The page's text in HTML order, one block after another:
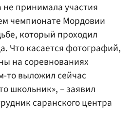
принимала участия
чемпионате Мордовии
который проходил
Что касается фотографий,
на соревнованиях
то выложил сейчас
школьник», – заявил
саранского центра